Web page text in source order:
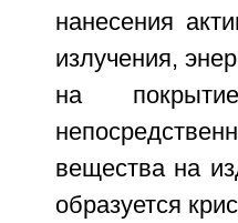
нанесения
излучения,
на
вещества на
образуется